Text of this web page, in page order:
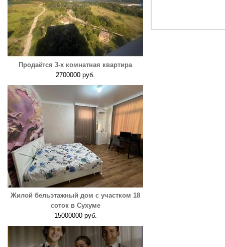
Продаётся 3-х комнатная квартира
2700000 руб.
Жилой бельэтажный дом с участком 18
соток в Сухуме
15000000 руб.